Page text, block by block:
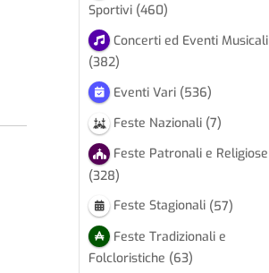
Sportivi (460)
Concerti ed Eventi Musicali
(382)
Eventi Vari (536)
Feste Nazionali (7)
Feste Patronali e Religiose
(328)
Feste Stagionali (57)
Feste Tradizionali e
Folcloristiche (63)